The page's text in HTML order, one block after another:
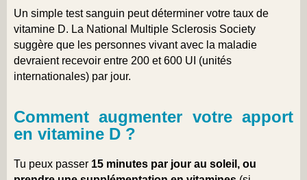
Un simple test sanguin peut déterminer votre taux de
vitamine D. La National Multiple Sclerosis Society
suggère que les personnes vivant avec la maladie
devraient recevoir entre 200 et 600 UI (unités
internationales) par jour.
Comment augmenter votre apport
en vitamine D ?
Tu peux passer 15 minutes par jour au soleil, ou